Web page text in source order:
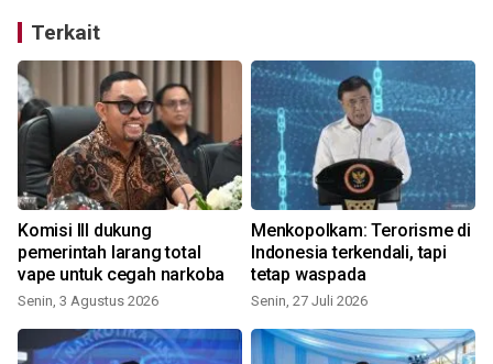
Terkait
Komisi III dukung
pemerintah larang total
vape untuk cegah narkoba
Senin, 3 Agustus 2026
Menkopolkam: Terorisme di
Indonesia terkendali, tapi
tetap waspada
Senin, 27 Juli 2026